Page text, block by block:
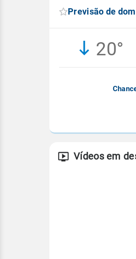
Previsão de
20°
Vídeos em